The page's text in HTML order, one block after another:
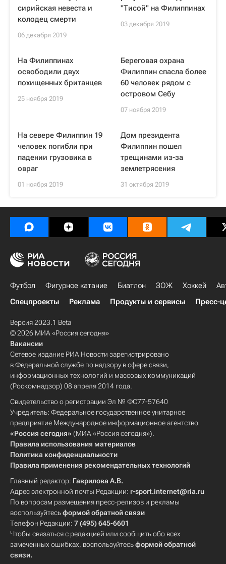
сирийская невеста и
колодец смерти
06 декабря 2019
"Тисой" на Филиппинах
03 декабря 2019
На Филиппинах
освободили двух
похищенных британцев
25 ноября 2019
Береговая охрана
Филиппин спасла более
60 человек рядом с
островом Себу
07 ноября 2019
На севере Филиппин 19
человек погибли при
падении грузовика в
овраг
01 ноября 2019
Дом президента
Филиппин пошел
трещинами из-за
землетрясения
31 октября 2019
Футбол Фигурное катание Биатлон ЗОЖ Хоккей
Спецпроекты
Реклама Продукты и сервисы Пресс-
Версия 2023.1 Beta
© 2026 МИА «Россия сегодня»
Вакансии
Сетевое издание РИА Новости зарегистрировано
в Федеральной службе по надзору в сфере связи,
информационных технологий и массовых коммуникаций
(Роскомнадзор) 08 апреля 2014 года.
Свидетельство о регистрации Эл № ФС77-57640
Учредитель: Федеральное государственное унитарное
предприятие Международное информационное агентство
«Россия сегодня» (МИА «Россия сегодня»).
Правила использования материалов
Политика конфиденциальности
Правила применения рекомендательных технологий
Главный редактор: Гаврилова А.В.
Адрес электронной почты Редакции: r-sport.internet@ria.ru
По вопросам размещения пресс-релизов и рекламы
воспользуйтесьформой обратной связи
Телефон Редакции: 7 (495) 645-6601
Чтобы связаться с редакцией или сообщить обо всех
замеченных ошибках, воспользуйтесьформой обратной
связи.